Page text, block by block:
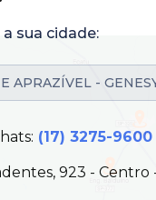
a sua cidade:
(17) 3275-9600
923 - Centro